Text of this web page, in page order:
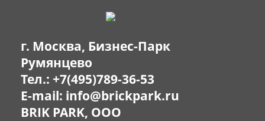
г. Москва, Бизнес-Парк
Румянцево
Тел.: +7(495)789-36-53
E-mail: info@brickpark.ru
BRIK PARK, OOO